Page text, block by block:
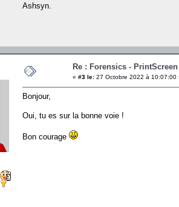
Ashsyn.
Re : Forensics - PrintScreen
« #3 le: 27 Octobre 2022 à 10:07:00
Bonjour,
Oui, tu es sur la bonne voie !
Bon courage